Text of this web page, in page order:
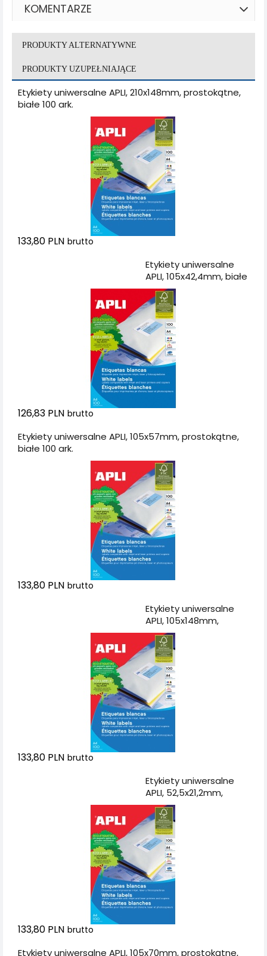
KOMENTARZE
PRODUKTY ALTERNATYWNE
PRODUKTY UZUPEŁNIAJĄCE
Etykiety uniwersalne APLI, 210x148mm, prostokątne,
białe 100 ark.
133,80 PLN brutto
Etykiety uniwersalne
APLI, 105x42,4mm, białe
126,83 PLN brutto
Etykiety uniwersalne APLI, 105x57mm, prostokątne,
białe 100 ark.
133,80 PLN brutto
Etykiety uniwersalne
APLI, 105x148mm,
prostokątne, białe 100
ark.
133,80 PLN brutto
Etykiety uniwersalne
APLI, 52,5x21,2mm,
prostokątne, białe 100
ark.
133,80 PLN brutto
Etykiety uniwersalne APLI, 105x70mm, prostokątne,